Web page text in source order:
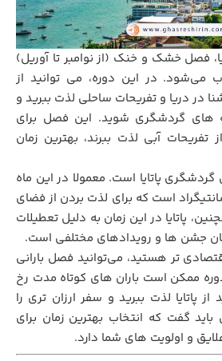
فصل خشک و خنک (از نوامبر تا آوریل)
می‌شود. در این دوره، می توانید از
در دریا و تفریحات ساحلی لذت ببرید و
های گردشگری شوید. این فصل برای
آبی لذت ببرند، بهترین زمان
گردشگری پاتایا است. معمولا در این ماه‌
تا ۳۰ درجه سانتیگراد است که برای لذت بردن از فضای
پاتایا در این زمان به دلیل تعطیلات
جشن‌ ها و رویدادهای مختلفی است.
تر هستید، می‌توانید فصل بارانی
ممکن است باران ‌های کوتاه ‌مدت رخ
پاتایا لذت ببرید و سفر ارزان تری را
گفت که انتخاب بهترین زمان برای
و اولویت ‌های شما دارد.